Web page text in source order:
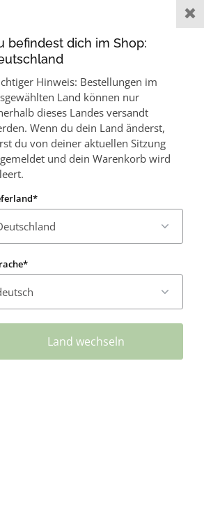
befindest dich im Shop:
Hinweis: Bestellungen im
Land können nur
dieses Landes versandt
Wenn du dein Land änderst,
du von deiner aktuellen Sitzung
und dein Warenkorb wird
Land wechseln
gemahlen